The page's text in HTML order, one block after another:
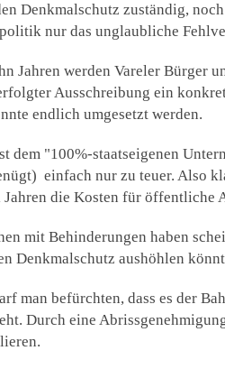
Denkmalschutz zuständig,
nur das unglaubliche
Jahren werden Vareler Bürger
Ausschreibung ein
endlich umgesetzt werden.
dem "100%-staatseigenen
einfach nur zu teuer. Also
die Kosten für öffentliche
mit Behinderungen haben
Denkmalschutz aushöhlen
man befürchten, dass es der
Durch eine